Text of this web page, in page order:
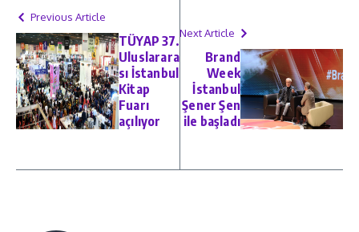
Previous Article
TÜYAP 37.
Uluslarara
sı İstanbul
Kitap
Fuarı
açılıyor
Next Article
Brand
Week
İstanbul
Şener Şen
ile başladı